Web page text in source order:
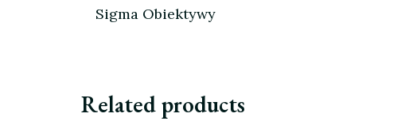
Sigma Obiektywy
Related products